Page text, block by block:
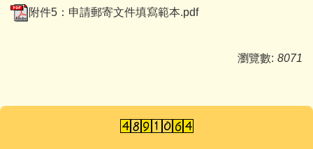
附件5：申請郵寄文件填寫範本.pdf
瀏覽數: 8071